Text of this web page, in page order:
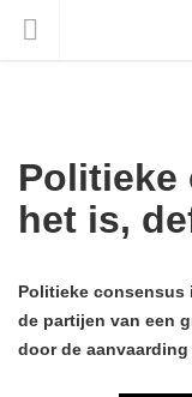
Politieke
het is,
Politieke consensus
de partijen van een
door de